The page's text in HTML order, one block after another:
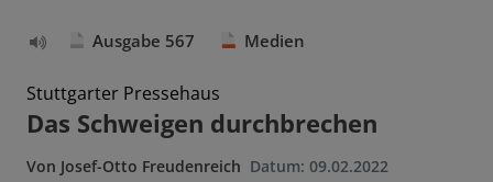
vorlesen
Ausgabe 567 Medien
Stuttgarter Pressehaus
Das Schweigen durchbrechen
Von Josef-Otto Freudenreich Datum: 09.02.2022